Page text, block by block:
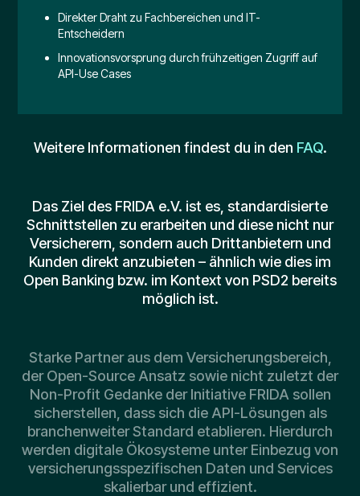
Direkter Draht zu Fachbereichen und IT-
Entscheidern
Innovationsvorsprung durch frühzeitigen Zugriff auf
API-Use Cases
Weitere Informationen findest du in den FAQ.
Das Ziel des FRIDA e.V. ist es, standardisierte
Schnittstellen zu erarbeiten und diese nicht nur
Versicherern, sondern auch Drittanbietern und
Kunden direkt anzubieten – ähnlich wie dies im
Open Banking bzw. im Kontext von PSD2 bereits
möglich ist.
Starke Partner aus dem Versicherungsbereich,
der Open-Source Ansatz sowie nicht zuletzt der
Non-Profit Gedanke der Initiative FRIDA sollen
sicherstellen, dass sich die API-Lösungen als
branchenweiter Standard etablieren. Hierdurch
werden digitale Ökosysteme unter Einbezug von
versicherungsspezifischen Daten und Services
skalierbar und effizient.